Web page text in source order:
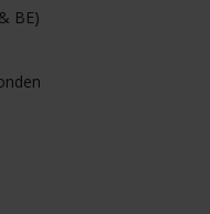
BE)